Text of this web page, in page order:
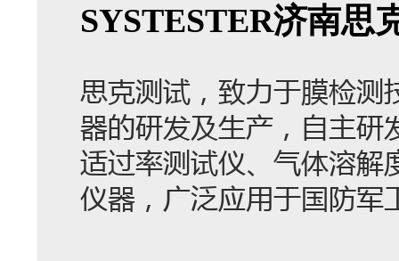
SYSTESTER济南思
思克测试，致力于膜检测
器的研发及生产，自主研
适过率测试仪、气体溶解
仪器，广泛应用于国防军